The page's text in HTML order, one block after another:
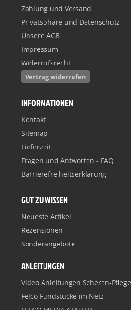
Zahlung und Versand
Privatsphäre und Datenschutz
Unsere AGB
Impressum
Widerrufsrecht
Vertrag widerrufen
INFORMATIONEN
Kontakt
Sitemap
Lieferzeit
Fragen und Antworten - FAQ
Barrierefreiheitserklärung
GUT ZU WISSEN
Neueste Artikel
Rezensionen
Sonderangebote
ANLEITUNGEN
Video Anleitungen Scheren-Pflege
Felco Fundstücke im Netz